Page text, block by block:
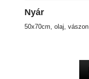
Nyár
50x70cm, olaj, vászon